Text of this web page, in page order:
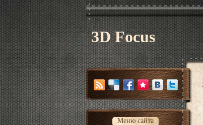
3D Focus
Меню сайта